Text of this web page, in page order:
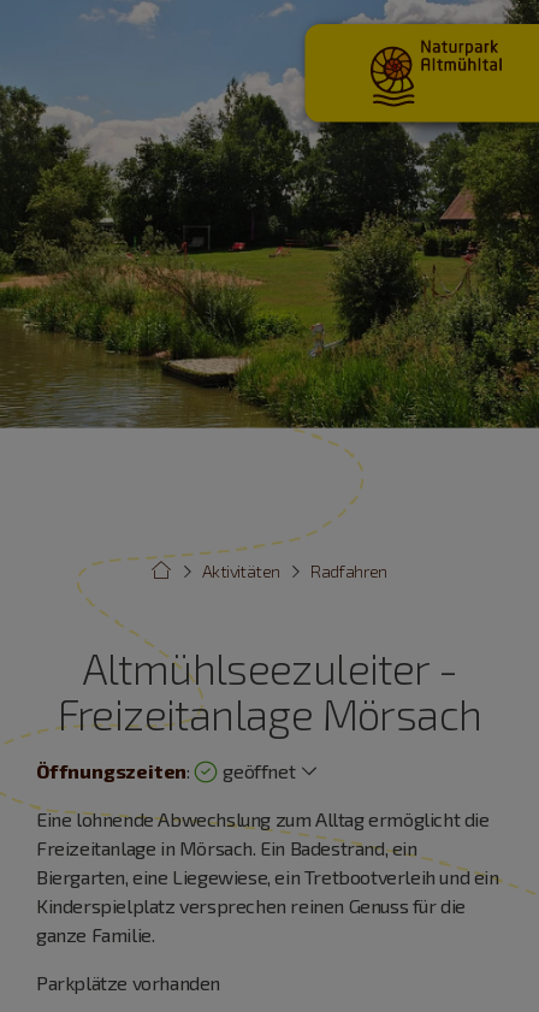
Radfahren
Aktivitäten
Altmühlseezuleiter -
Freizeitanlage Mörsach
Öffnungszeiten: geöffnet
Eine lohnende Abwechslung zum Alltag ermöglicht die
Freizeitanlage in Mörsach. Ein Badestrand, ein
Biergarten, eine Liegewiese, ein Tretbootverleih und ein
Kinderspielplatz versprechen reinen Genuss für die
ganze Familie.
Parkplätze vorhanden